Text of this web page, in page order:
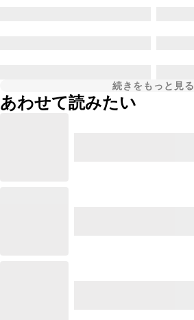
続きをもっと見る
あわせて読みたい